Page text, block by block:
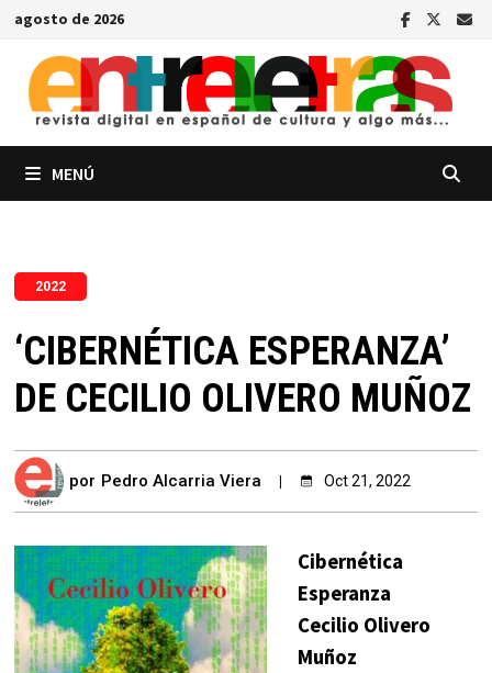
Saltar
contenido
agosto de 2026
MENÚ
2022
‘CIBERNÉTICA ESPERANZA’
DE CECILIO OLIVERO MUÑOZ
por Pedro Alcarria Viera Oct 21, 2022
Cibernética
Esperanza
Cecilio Olivero
Muñoz